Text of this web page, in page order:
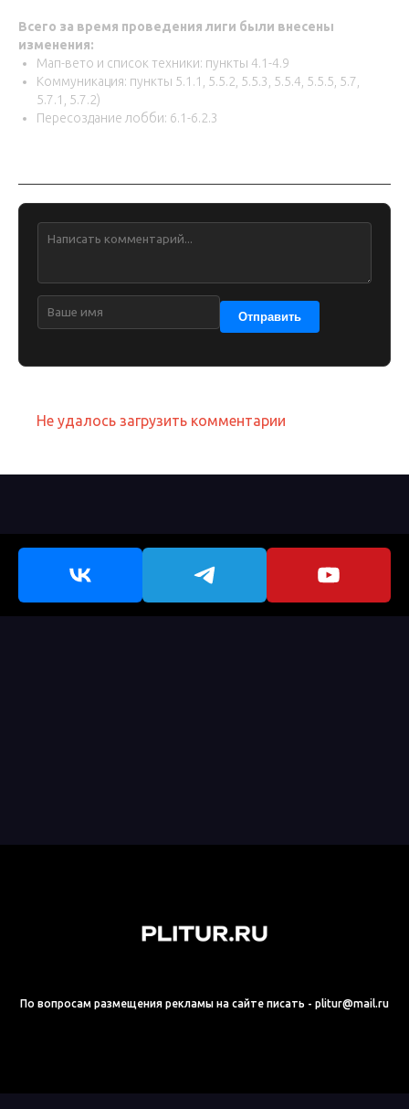
Всего за время проведения лиги были внесены
изменения:
Мап-вето и список техники: пункты 4.1-4.9
Коммуникация: пункты 5.1.1, 5.5.2, 5.5.3, 5.5.4, 5.5.5, 5.7,
5.7.1, 5.7.2)
Пересоздание лобби: 6.1-6.2.3
Отправить
Не удалось загрузить комментарии
По вопросам размещения рекламы на сайте писать - plitur@mail.ru